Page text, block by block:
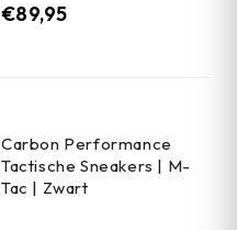
€89,95
Carbon Performance
Tactische Sneakers | M-
Tac | Zwart